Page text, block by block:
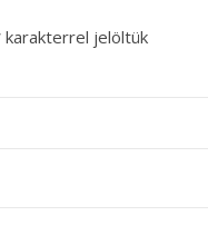
karakterrel jelöltük